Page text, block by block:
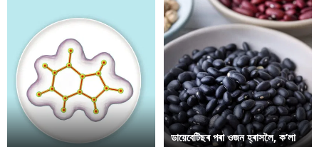
ডায়েবেটিছৰ পৰা ওজন হ্ৰাসলৈ, ক’লা